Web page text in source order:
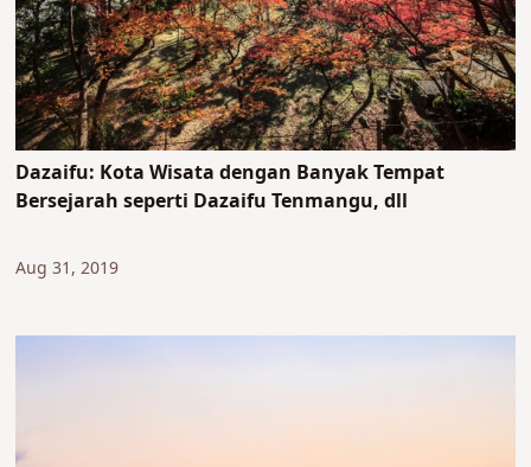
Dazaifu: Kota Wisata dengan Banyak Tempat
Bersejarah seperti Dazaifu Tenmangu, dll
Aug 31, 2019